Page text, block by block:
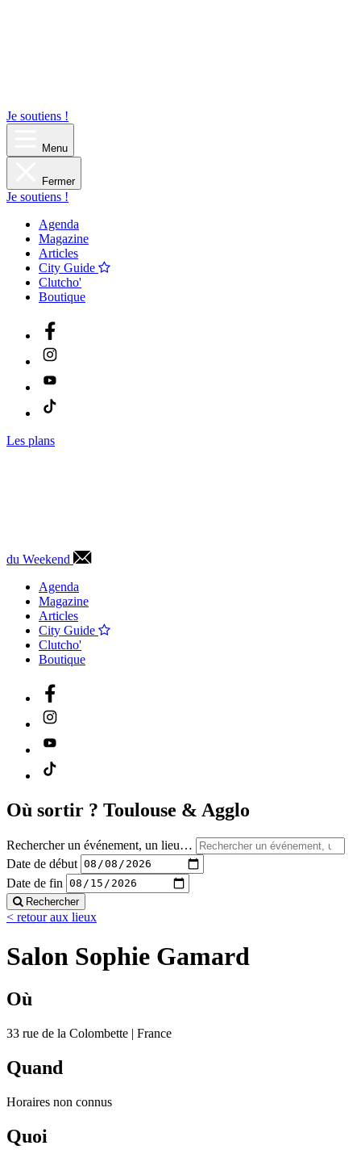
Je soutiens !
Menu
Fermer
Je soutiens !
Agenda
Magazine
Articles
City Guide
Clutcho'
Boutique
Les plans
du Weekend
Agenda
Magazine
Articles
City Guide
Clutcho'
Boutique
Où sortir ? Toulouse & Agglo
Rechercher un événement, un lieu…
Date de début
Date de fin
Rechercher
< retour aux lieux
Salon Sophie Gamard
Où
33 rue de la Colombette | France
Quand
Horaires non connus
Quoi